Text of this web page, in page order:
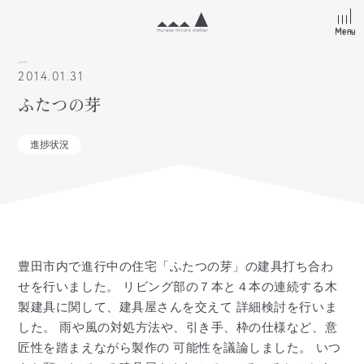
Menu
Menu
2014.01.31
ふたつの芽
進捗状況
豊田市内で進行中の住宅「ふたつの芽」の建具打ち合わ
せを行いました。 リビング部の７本と４本の連続する木
製建具に関して、建具屋さんを交えて 詳細検討を行いま
した。 雨や風の対処方法や、引き手、枠の仕様など、意
匠性を踏まえながら製作の 可能性を議論しました。 いつ